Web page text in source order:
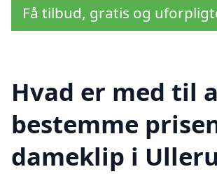
Få tilbud, gratis og
Hvad er med til
bestemme
dameklip i